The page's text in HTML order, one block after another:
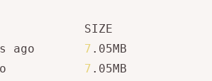
SIZE
ago 7
ago 7 .05MB